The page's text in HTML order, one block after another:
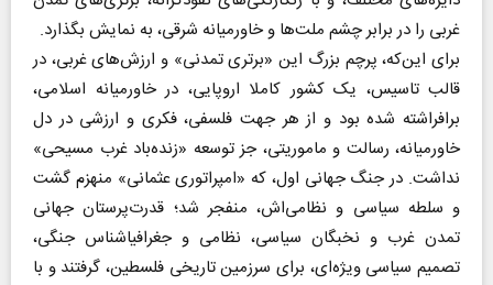
غربی را در برابر چشم ملت‌ها و خاورمیانه شرقی، به نمایش بگذارد.
برای این‌که، پرچم بزرگ این «برتری‌ تمدنی» و ارزش‌های غربی، در
قالب تاسیس، یک کشور کاملا اروپایی، در خاورمیانه اسلامی،
برافراشته شده‌ بود و از هر جهت فلسفی، فکری و ارزشی در دل
خاورمیانه، رسالت و ماموریتی، جز توسعه «زنده‌باد غرب مسیحی»
نداشت. در جنگ جهانی اول، که «امپراتوری عثمانی» منهزم گشت
و سلطه سیاسی و نظامی‌اش، منفجر شد؛ قدرت‌پرستان جهانی
تمدن غرب و نخبگان سیاسی، نظامی و جغرافیاشناس جنگی،
تصمیم سیاسی ویژه‌ای، برای سرزمین تاریخی فلسطین، گرفتند و با